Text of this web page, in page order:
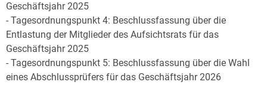
Geschäftsjahr 2025
- Tagesordnungspunkt 4: Beschlussfassung über die
Entlastung der Mitglieder des Aufsichtsrats für das
Geschäftsjahr 2025
- Tagesordnungspunkt 5: Beschlussfassung über die Wahl
eines Abschlussprüfers für das Geschäftsjahr 2026